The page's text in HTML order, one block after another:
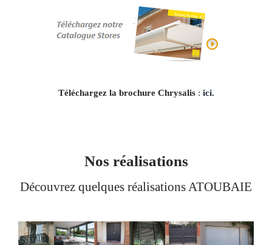
Téléchargez la brochure Chrysalis: ici.
Nos réalisations
Découvrez quelques réalisations ATOUBAIE